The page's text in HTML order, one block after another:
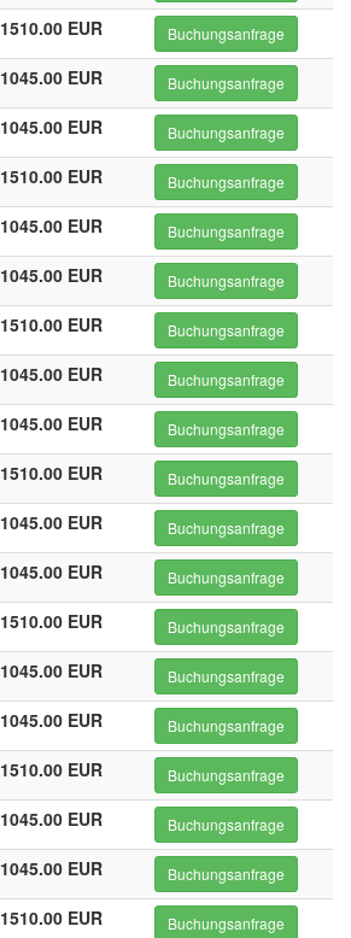
1510.00 EUR Buchungsanfrage
1045.00 EUR Buchungsanfrage
1045.00 EUR Buchungsanfrage
1510.00 EUR Buchungsanfrage
1045.00 EUR Buchungsanfrage
1045.00 EUR Buchungsanfrage
1510.00 EUR Buchungsanfrage
1045.00 EUR Buchungsanfrage
1045.00 EUR Buchungsanfrage
1510.00 EUR Buchungsanfrage
1045.00 EUR Buchungsanfrage
1045.00 EUR Buchungsanfrage
1510.00 EUR Buchungsanfrage
1045.00 EUR Buchungsanfrage
1045.00 EUR Buchungsanfrage
1510.00 EUR Buchungsanfrage
1045.00 EUR Buchungsanfrage
1045.00 EUR Buchungsanfrage
1510.00 EUR Buchungsanfrage